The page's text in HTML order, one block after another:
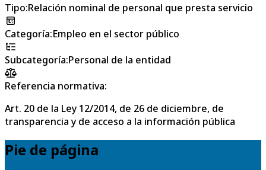
Tipo:Relación nominal de personal que presta servicio
Categoría:Empleo en el sector público
Subcategoría:Personal de la entidad
Referencia normativa:
Art. 20 de la Ley 12/2014, de 26 de diciembre, de
transparencia y de acceso a la información pública
Pie de página